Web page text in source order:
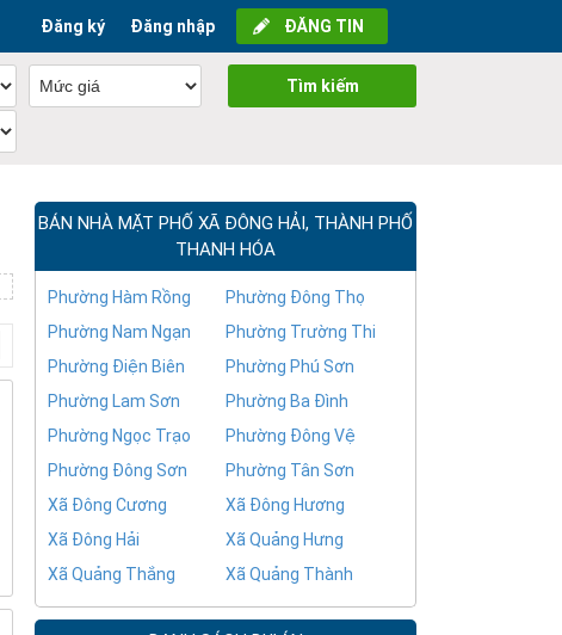
ĐĂNG TIN
Đăng nhập
Đăng ký
Tìm kiếm
BÁN NHÀ MẶT PHỐ XÃ ĐÔNG HẢI, THÀNH PHỐ
THANH HÓA
Phường Hàm Rồng
Phường Đông Thọ
Phường Nam Ngạn
Phường Trường Thi
Phường Điện Biên
Phường Phú Sơn
Phường Lam Sơn
Phường Ba Đình
Phường Ngọc Trạo
Phường Đông Vệ
Phường Đông Sơn
Phường Tân Sơn
Xã Đông Cương
Xã Đông Hương
Xã Đông Hải
Xã Quảng Hưng
Xã Quảng Thắng
Xã Quảng Thành